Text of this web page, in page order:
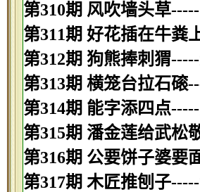
第310期 风吹墙头草
第311期 好花插在牛粪
第312期 狗熊捧刺猬
第313期 横笼台拉石磙
第314期 能字添四点
第315期 潘金莲给武松
第316期 公要饼子婆要
第317期 木匠推刨子